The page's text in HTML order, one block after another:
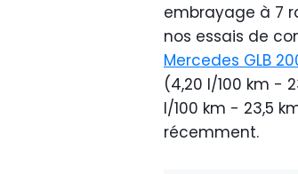
embrayage à 7
nos essais de
Mercedes GLB
(4,20 l/100 km -
l/100 km - 23,5
récemment.